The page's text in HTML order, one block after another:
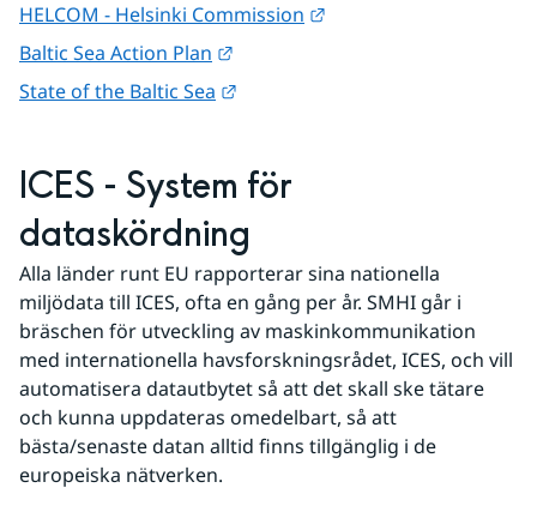
HELCOM - Helsinki Commission
Baltic Sea Action Plan
State of the Baltic Sea
ICES - System för
dataskördning
Alla länder runt EU rapporterar sina nationella
miljödata till ICES, ofta en gång per år. SMHI går i
bräschen för utveckling av maskinkommunikation
med internationella havsforskningsrådet, ICES, och vill
automatisera datautbytet så att det skall ske tätare
och kunna uppdateras omedelbart, så att
bästa/senaste datan alltid finns tillgänglig i de
europeiska nätverken.